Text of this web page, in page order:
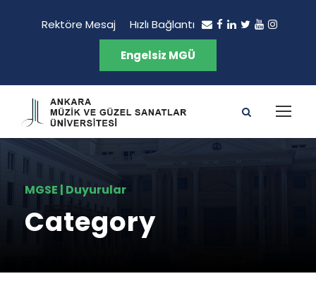
Rektöre Mesaj Hızlı Bağlantı
Engelsiz MGÜ
MGSE | Duyurular
Category